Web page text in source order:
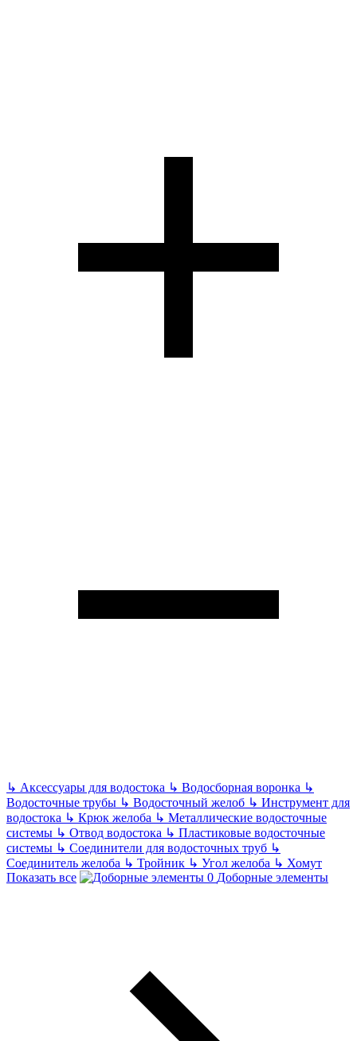
↳ Аксессуары для водостока ↳ Водосборная воронка ↳
Водосточные трубы ↳ Водосточный желоб ↳ Инструмент для
водостока ↳ Крюк желоба ↳ Металлические водосточные
системы ↳ Отвод водостока ↳ Пластиковые водосточные
системы ↳ Соединители для водосточных труб ↳
Соединитель желоба ↳ Тройник ↳ Угол желоба ↳ Хомут
Показать все
Доборные элементы